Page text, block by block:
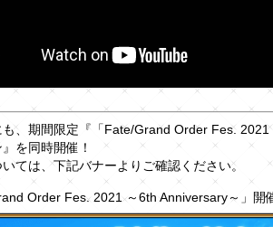
も、期間限定『「Fate/Grand Order Fes.
を同時開催！
ては、下記バナーよりご確認ください。
Order Fes. 2021 ～6th Anniversary～」開